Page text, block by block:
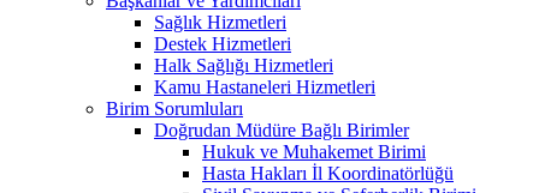
Sağlık Hizmetleri
Destek Hizmetleri
Halk Sağlığı Hizmetleri
Kamu Hastaneleri Hizmetleri
Birim Sorumluları
Doğrudan Müdüre Bağlı Birimler
Hukuk ve Muhakemet Birimi
Hasta Hakları İl Koordinatörlüğü